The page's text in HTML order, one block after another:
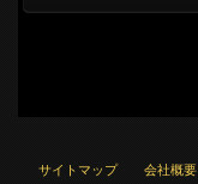
サイトマップ 会社概要